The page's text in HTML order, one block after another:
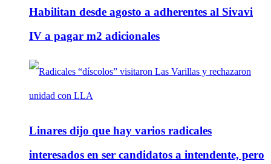
Habilitan desde agosto a adherentes al Sivavi
IV a pagar m2 adicionales
Linares dijo que hay varios radicales
interesados en ser candidatos a intendente, pero